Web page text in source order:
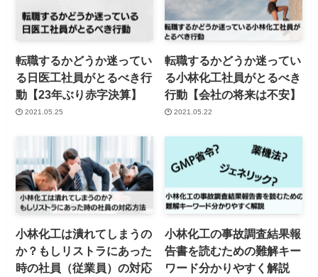
転職するかどうか迷ってい
る日医工社員がとるべき行
動【23年ぶり赤字決算】
2021.05.25
転職するかどうか迷ってい
る小林化工社員がとるべき
行動【会社の将来は不安】
2021.05.22
小林化工は潰れてしまうの
か？もしリストラにあった
時の社員（従業員）の対応
小林化工の事故調査結果報
告書を読むための難解キー
ワード分かりやすく解説